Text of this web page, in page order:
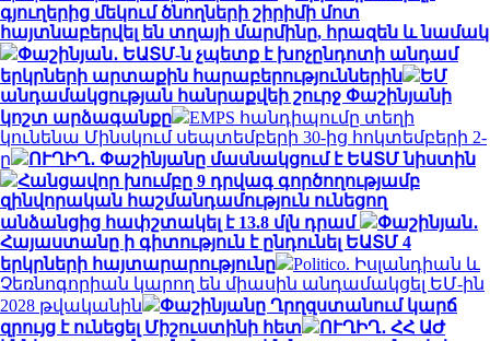
գյուղերից մեկում ծնողների շիրիմի մոտ
հայտնաբերվել են տղայի մարմինը, հրազեն և նամակ
Փաշինյան․ ԵԱՏՄ-ն չպետք է խոչընդոտի անդամ
երկրների արտաքին հարաբերություններին
ԵՄ
անդամակցության հանրաքվեի շուրջ Փաշինյանի
կոշտ արձագանքը
EMPS հանդիպումը տեղի
կունենա Մինսկում սեպտեմբերի 30-ից հոկտեմբերի 2-
ը
ՈՒՂԻՂ․ Փաշինյանը մասնակցում է ԵԱՏՄ նիստին
Հանցավոր խումբը 9 դրվագ գործողությամբ
զինվորական հաշմանդամություն ունեցող
անձանցից հափշտակել է 13.8 մլն դրամ
Փաշինյան․
Հայաստանը ի գիտություն է ընդունել ԵԱՏՄ 4
երկրների հայտարարությունը
Politico. Իսլանդիան և
Չեռնոգորիան կարող են միասին անդամակցել ԵՄ-ին
2028 թվականին
Փաշինյանը Ղրղզստանում կարճ
զրույց է ունեցել Միշուստինի հետ
ՈՒՂԻՂ․ ՀՀ ԱԺ